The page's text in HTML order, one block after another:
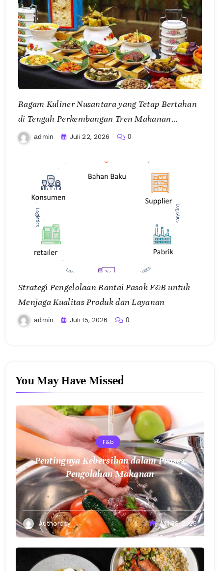
Ragam Kuliner Nusantara yang Tetap Bertahan
di Tengah Perkembangan Tren Makanan
Modern
admin Juli 22, 2026 0
Strategi Pengelolaan Rantai Pasok F&B untuk
Menjaga Kualitas Produk dan Layanan
admin Juli 15, 2026 0
You May Have Missed
F&b
Pentingnya Kebersihan dalam Proses
Pengolahan Makanan
Authorcoy Juli 28, 2026